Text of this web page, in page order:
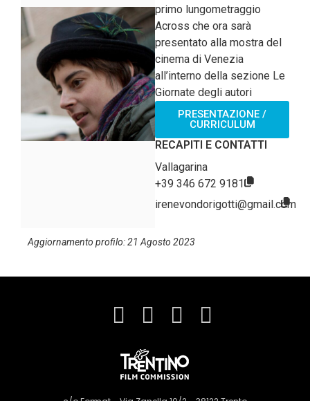
primo lungometraggio
Across che ora sarà
presentato alla mostra del
cinema di Venezia
all’interno della sezione Le
Giornate degli autori
PRESENTAZIONE /
CURRICULUM
RECAPITI E CONTATTI
Vallagarina
+39 346 672 9181
irenevondorigotti@gmail.com
Aggiornamento profilo: 21 Agosto 2023